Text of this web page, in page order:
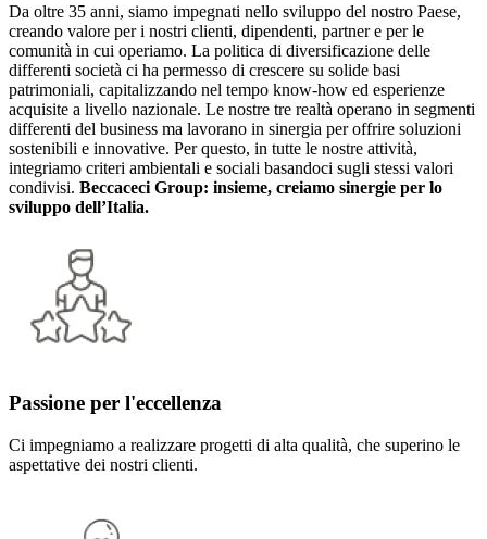
Da oltre 35 anni, siamo impegnati nello sviluppo del nostro Paese,
creando valore per i nostri clienti, dipendenti, partner e per le
comunità in cui operiamo. La politica di diversificazione delle
differenti società ci ha permesso di crescere su solide basi
patrimoniali, capitalizzando nel tempo know-how ed esperienze
acquisite a livello nazionale. Le nostre tre realtà operano in segmenti
differenti del business ma lavorano in sinergia per offrire soluzioni
sostenibili e innovative. Per questo, in tutte le nostre attività,
integriamo criteri ambientali e sociali basandoci sugli stessi valori
condivisi. Beccaceci Group: insieme, creiamo sinergie per lo
sviluppo dell’Italia.
Passione per l'eccellenza
Ci impegniamo a realizzare progetti di alta qualità, che superino le
aspettative dei nostri clienti.